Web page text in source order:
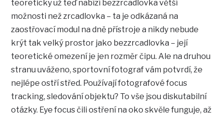
teoreticky už teď nabízí bezzrcadlovka větší
možnosti než zrcadlovka – ta je odkázaná na
zaostřovací modul na dně přístroje a nikdy nebude
krýt tak velký prostor jako bezzrcadlovka – její
teoretické omezení je jen rozměr čipu. Ale na druhou
stranu uváženo, sportovní fotograf vám potvrdí, že
nejlépe ostří střed. Používají fotografové focus
tracking, sledování objektu? To vše jsou diskutabilní
otázky. Eye focus čili ostření na oko skvěle funguje, až